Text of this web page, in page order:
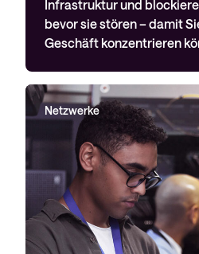
Infrastruktur und
bevor sie stören – damit
Geschäft konzentrieren
Netzwerke